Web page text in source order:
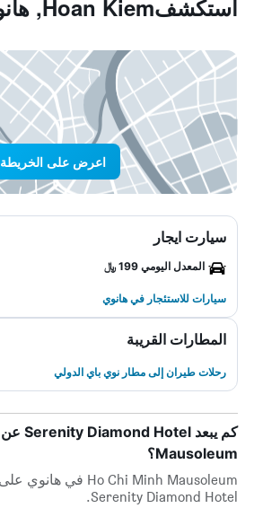
استكشفHoan Kiem, هانوي
اعرض على الخريطة
سيارت ايجار
المعدل اليومي 199 ﷼
سيارات للاستئجار في هانوي
المطارات القريبة
رحلات طيران إلى مطار نوي باي الدولي
Mausoleum؟
Serenity Diamond Hotel.